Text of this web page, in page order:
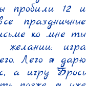
пробили 12 и
праздничные
ко мне ты
игра
Лего я дарю
а игру "Брось